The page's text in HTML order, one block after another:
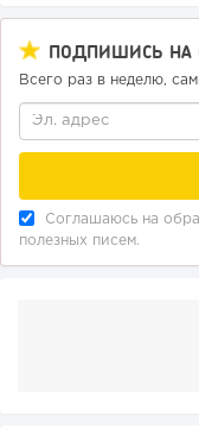
ПОДПИШИСЬ НА
Всего раз в неделю,
Соглашаюсь на
полезных писем.